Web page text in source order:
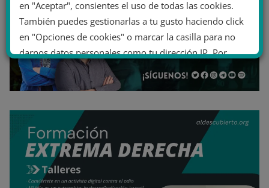
en "Aceptar", consientes el uso de todas las cookies.
También puedes gestionarlas a tu gusto haciendo click
en "Opciones de cookies" o marcar la casilla para no
darnos datos personales como tu dirección IP. Por
último, puedes leer nuestra Política de cookies.
No dar mi información personal
.
Opciones de cookies Aceptar cookies
Rechazar cookies Política de cookies